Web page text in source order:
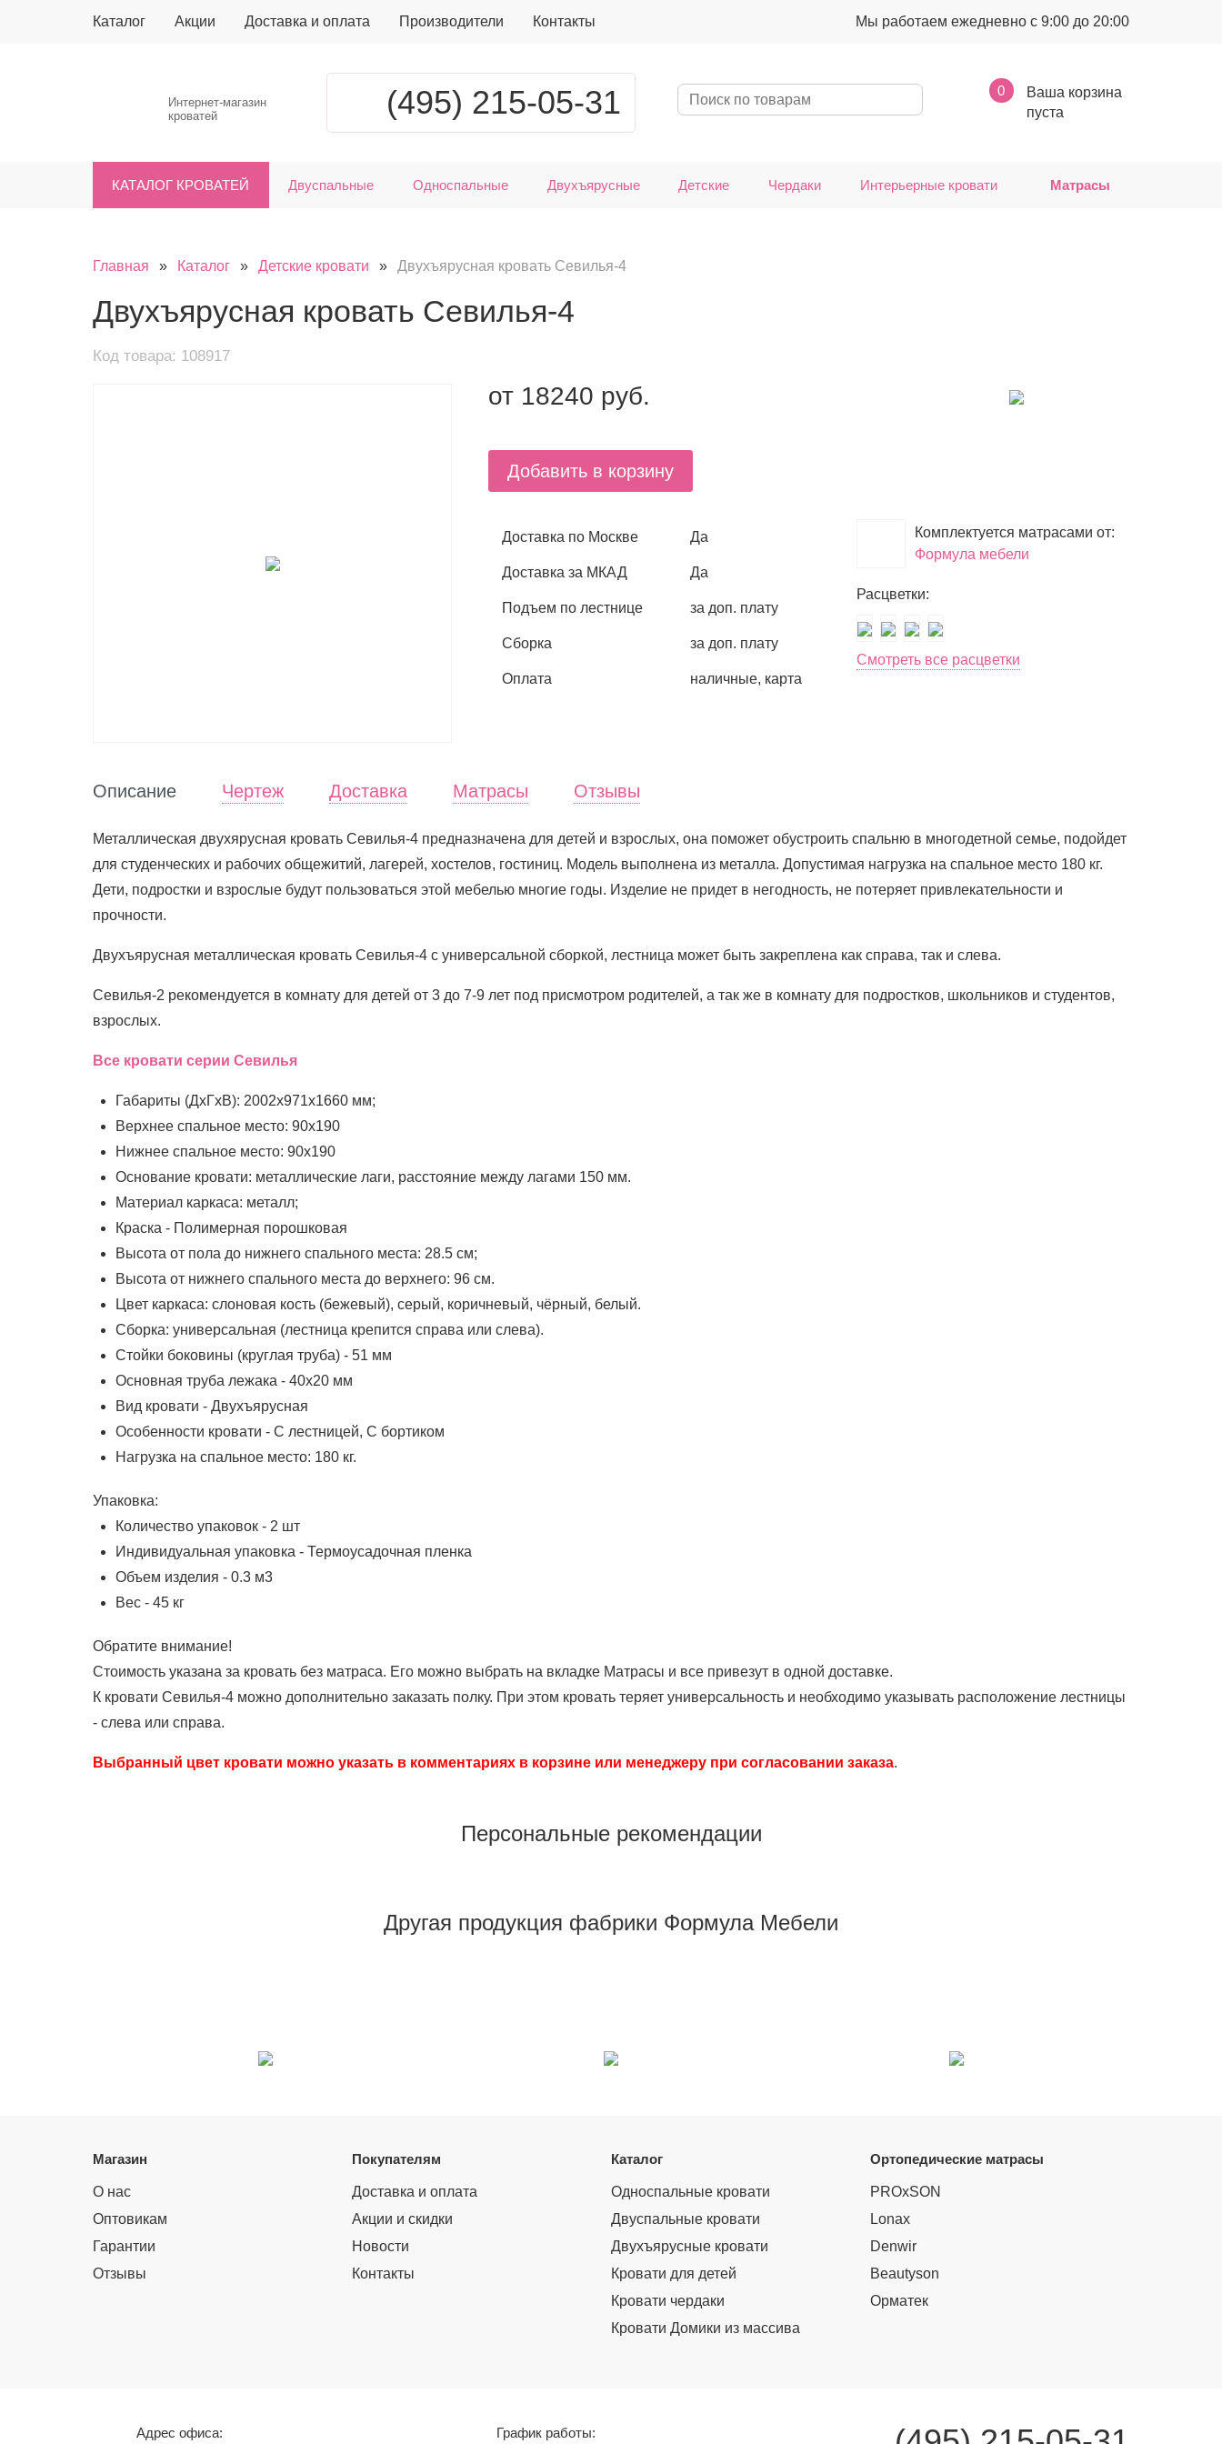
Каталог Акции Доставка и оплата Производители Контакты Мы работаем ежедневно с 9:00 до 20:00
Интернет-магазин
кроватей
(495) 215-05-31 0
Ваша корзина
пуста
КАТАЛОГ КРОВАТЕЙ Двуспальные Односпальные Двухъярусные Детские Чердаки Интерьерные кровати Матрасы
Главная » Каталог » Детские кровати » Двухъярусная кровать Севилья-4
Двухъярусная кровать Севилья-4
Код товара: 108917
от 18240 руб.
Добавить в корзину
Доставка по Москве Да
Доставка за МКАД Да
Подъем по лестнице за доп. плату
Сборка за доп. плату
Оплата наличные, карта
Комплектуется матрасами от:
Формула мебели
Расцветки:
Смотреть все расцветки
Описание Чертеж Доставка Матрасы Отзывы
Металлическая двухярусная кровать Севилья-4 предназначена для детей и взрослых, она поможет обустроить спальню в многодетной семье, подойдет
для студенческих и рабочих общежитий, лагерей, хостелов, гостиниц. Модель выполнена из металла. Допустимая нагрузка на спальное место 180 кг.
Дети, подростки и взрослые будут пользоваться этой мебелью многие годы. Изделие не придет в негодность, не потеряет привлекательности и
прочности.
Двухъярусная металлическая кровать Севилья-4 с универсальной сборкой, лестница может быть закреплена как справа, так и слева.
Севилья-2 рекомендуется в комнату для детей от 3 до 7-9 лет под присмотром родителей, а так же в комнату для подростков, школьников и студентов,
взрослых.
Все кровати серии Севилья
Габариты (ДхГхВ): 2002х971х1660 мм;
Верхнее спальное место: 90x190
Нижнее спальное место: 90x190
Основание кровати: металлические лаги, расстояние между лагами 150 мм.
Материал каркаса: металл;
Краска - Полимерная порошковая
Высота от пола до нижнего спального места: 28.5 см;
Высота от нижнего спального места до верхнего: 96 см.
Цвет каркаса: слоновая кость (бежевый), серый, коричневый, чёрный, белый.
Сборка: универсальная (лестница крепится справа или слева).
Стойки боковины (круглая труба) - 51 мм
Основная труба лежака - 40х20 мм
Вид кровати - Двухъярусная
Особенности кровати - С лестницей, С бортиком
Нагрузка на спальное место: 180 кг.
Упаковка:
Количество упаковок - 2 шт
Индивидуальная упаковка - Термоусадочная пленка
Объем изделия - 0.3 м3
Вес - 45 кг
Обратите внимание!
Стоимость указана за кровать без матраса. Его можно выбрать на вкладке Матрасы и все привезут в одной доставке.
К кровати Севилья-4 можно дополнительно заказать полку. При этом кровать теряет универсальность и необходимо указывать расположение лестницы
- слева или справа.
Выбранный цвет кровати можно указать в комментариях в корзине или менеджеру при согласовании заказа.
Персональные рекомендации
Другая продукция фабрики Формула Мебели
Магазин
О нас
Оптовикам
Гарантии
Отзывы
Покупателям
Доставка и оплата
Акции и скидки
Новости
Контакты
Каталог
Односпальные кровати
Двуспальные кровати
Двухъярусные кровати
Кровати для детей
Кровати чердаки
Кровати Домики из массива
Ортопедические матрасы
PROxSON
Lonax
Denwir
Beautyson
Орматек
Адрес офиса: График работы: